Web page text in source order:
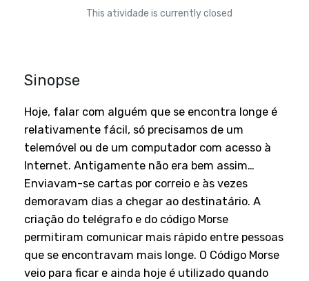
This atividade is currently closed
Sinopse
Hoje, falar com alguém que se encontra longe é
relativamente fácil, só precisamos de um
telemóvel ou de um computador com acesso à
Internet. Antigamente não era bem assim…
Enviavam-se cartas por correio e às vezes
demoravam dias a chegar ao destinatário. A
criação do telégrafo e do código Morse
permitiram comunicar mais rápido entre pessoas
que se encontravam mais longe. O Código Morse
veio para ficar e ainda hoje é utilizado quando